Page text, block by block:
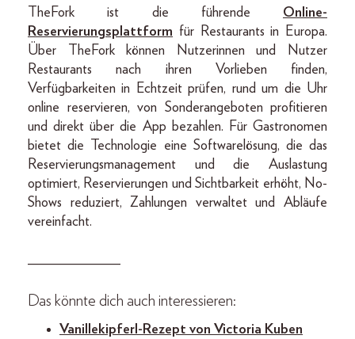
TheFork ist die führende Online-
Reservierungsplattform für Restaurants in Europa.
Über TheFork können Nutzerinnen und Nutzer
Restaurants nach ihren Vorlieben finden,
Verfügbarkeiten in Echtzeit prüfen, rund um die Uhr
online reservieren, von Sonderangeboten profitieren
und direkt über die App bezahlen. Für Gastronomen
bietet die Technologie eine Softwarelösung, die das
Reservierungsmanagement und die Auslastung
optimiert, Reservierungen und Sichtbarkeit erhöht, No-
Shows reduziert, Zahlungen verwaltet und Abläufe
vereinfacht.
_____________
Das könnte dich auch interessieren:
Vanillekipferl-Rezept von Victoria Kuben